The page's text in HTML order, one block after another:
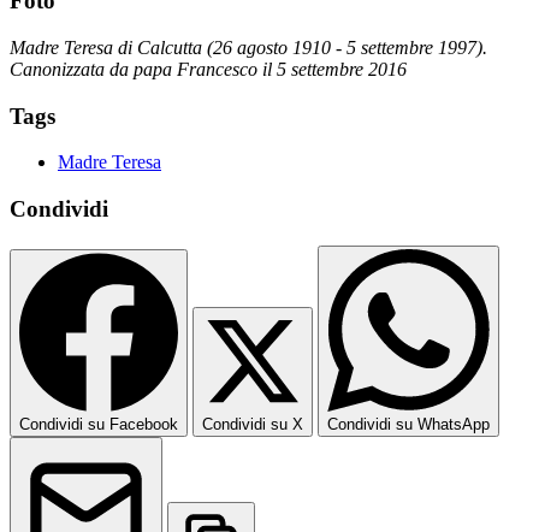
Madre Teresa di Calcutta (26 agosto 1910 - 5 settembre 1997).
Canonizzata da papa Francesco il 5 settembre 2016
Tags
Madre Teresa
Condividi
Condividi su Facebook Condividi su X Condividi su WhatsApp